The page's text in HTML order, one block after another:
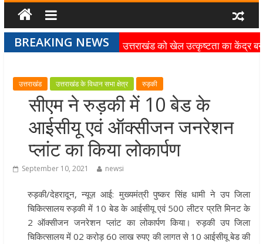
BREAKING NEWS
उत्तराखंड को खेल उत्कृष्टता का केंद्र
स्पोर्ट्स यूनिवर्सिटी परियोजना
खेल प्रतिभाओं को हरसंभव प्रोत्साहन
विश्वस्तरीय सुविधाएँ उपलब्ध कराना
की प्राथमिकता: मुख्यमंत्री धामी
राज्य के खिलाड़ियों ने अंतरराष्ट्रीय मंच
बढ़ाया उत्तराखंड का गौरव: मुख्यमंत्री
गुणवत्ता से कोई समझौता नहीं, सभी कार्य
समय में पूर्ण हों: मुख्यमंत्री
खेल विजन, नई खेल नीति और लिगेसी
के अनुरूप आधुनिक खेल अवसंरचना
विकसित करने के निर्देश
उत्तराखंड उत्तराखंड के विधान सभा क्षेत्र रुड़की
सीएम ने रुड़की में 10 बेड के
आईसीयू एवं ऑक्सीजन जनरेशन
प्लांट का किया लोकार्पण
September 10, 2021 newsi
रुड़की/देहरादून, न्यूज़ आई: मुख्यमंत्री पुष्कर सिंह धामी ने उप जिला
चिकित्सालय रुड़की में 10 बेड के आईसीयू एवं 500 लीटर प्रति मिनट के
2 ऑक्सीजन जनरेशन प्लांट का लोकार्पण किया। रुड़की उप जिला
चिकित्सालय में 02 करोड़ 60 लाख रुपए की लागत से 10 आईसीयू बेड की